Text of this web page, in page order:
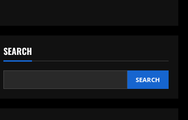
SEARCH
SEARCH